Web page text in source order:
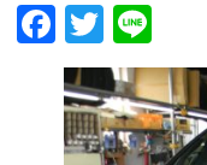
Facebook
Twitter